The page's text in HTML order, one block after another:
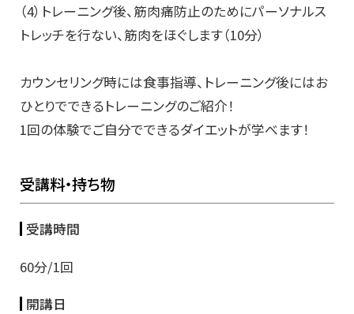
（4）トレーニング後、筋肉痛防止のためにパーソナルス
トレッチを行ない、筋肉をほぐします（10分）
カウンセリング時には食事指導、トレーニング後にはお
ひとりでできるトレーニングのご紹介！
1回の体験でご自分でできるダイエットが学べます！
受講料・持ち物
受講時間
60分/1回
開講日